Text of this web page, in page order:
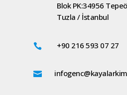
Blok PK:34956
Tuzla / İstanbul
 +90 216 593 07 27
